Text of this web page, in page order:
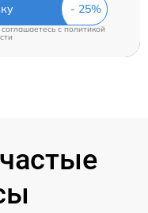
cполитикой